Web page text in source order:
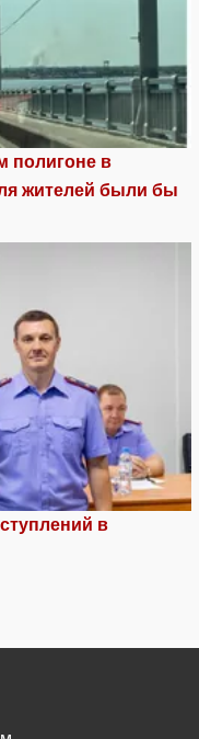
полигоне в
жителей были бы
в